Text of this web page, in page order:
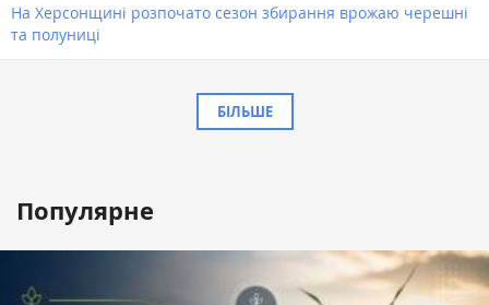
На Херсонщині розпочато сезон збирання врожаю черешні
та полуниці
БІЛЬШЕ
Популярне